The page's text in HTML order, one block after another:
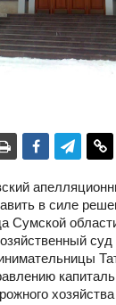
в силе
Сумской
суд